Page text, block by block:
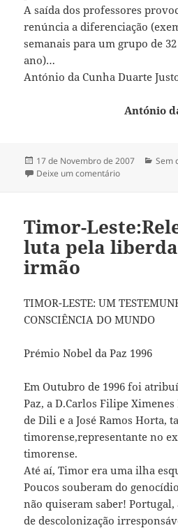
A saída dos professores
renúncia a diferenciação
semanais para um grupo de
ano)…
António da Cunha Duarte
António
Publicado
a
17 de Novembro de 2007
Sem
Deixe um comentário
Timor-
luta pela
irmão
TIMOR-LESTE: UM
CONSCIÊNCIA DO MUNDO
Prémio Nobel da Paz 1996
Em Outubro de 1996 foi
Paz, a D.Carlos Filipe
de Dili e a José Ramos Horta,
timorense,representante no
timorense.
Até aí, Timor era uma ilha
Poucos souberam do
não quiseram saber!
de descolonização